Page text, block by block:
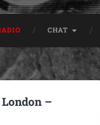
CHAT
–